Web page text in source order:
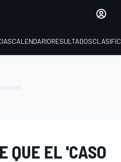
CALENDARIORESULTADOS
QUE EL 'CASO